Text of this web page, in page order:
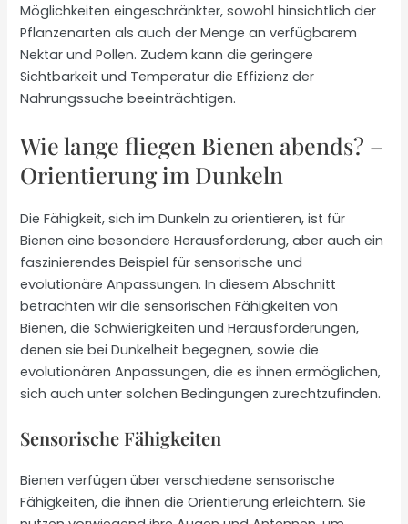
Möglichkeiten eingeschränkter, sowohl hinsichtlich der
Pflanzenarten als auch der Menge an verfügbarem
Nektar und Pollen. Zudem kann die geringere
Sichtbarkeit und Temperatur die Effizienz der
Nahrungssuche beeinträchtigen.
Wie lange fliegen Bienen abends? –
Orientierung im Dunkeln
Die Fähigkeit, sich im Dunkeln zu orientieren, ist für
Bienen eine besondere Herausforderung, aber auch ein
faszinierendes Beispiel für sensorische und
evolutionäre Anpassungen. In diesem Abschnitt
betrachten wir die sensorischen Fähigkeiten von
Bienen, die Schwierigkeiten und Herausforderungen,
denen sie bei Dunkelheit begegnen, sowie die
evolutionären Anpassungen, die es ihnen ermöglichen,
sich auch unter solchen Bedingungen zurechtzufinden.
Sensorische Fähigkeiten
Bienen verfügen über verschiedene sensorische
Fähigkeiten, die ihnen die Orientierung erleichtern. Sie